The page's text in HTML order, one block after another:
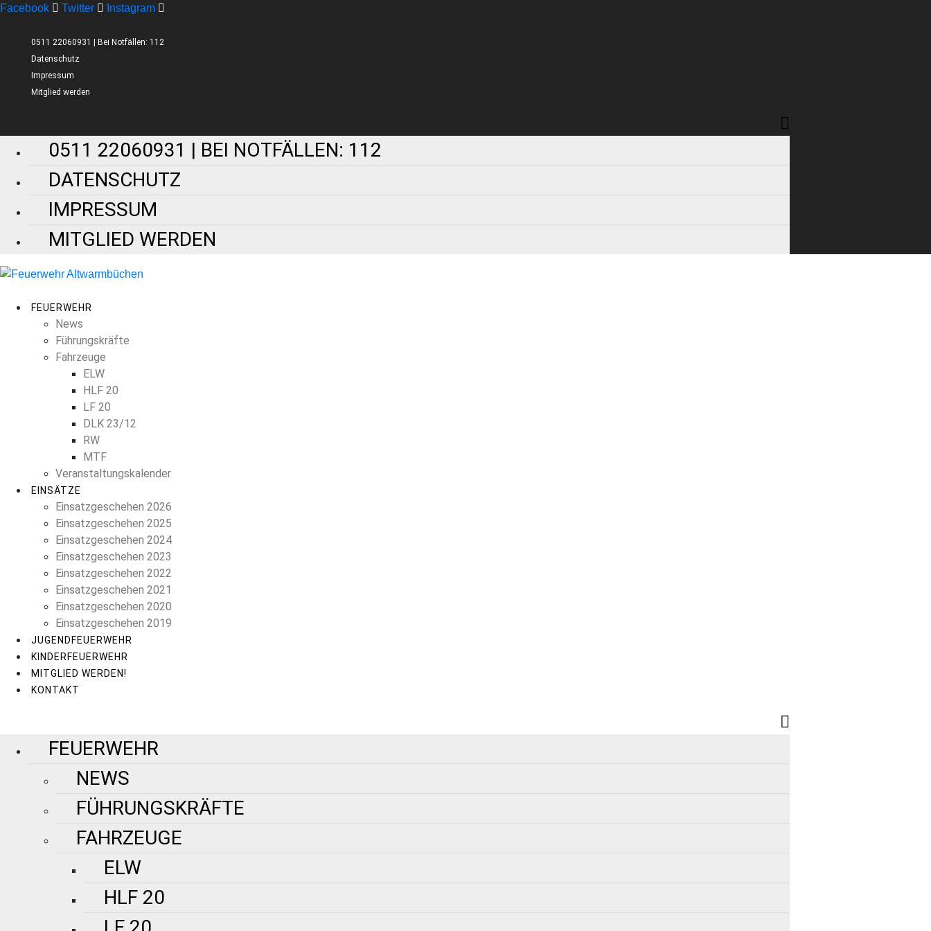
Facebook Twitter Instagram
0511 22060931 | Bei Notfällen: 112
Datenschutz
Impressum
Mitglied werden
0511 22060931 | BEI NOTFÄLLEN: 112
DATENSCHUTZ
IMPRESSUM
MITGLIED WERDEN
FEUERWEHR
News
Führungskräfte
Fahrzeuge
ELW
HLF 20
LF 20
DLK 23/12
RW
MTF
Veranstaltungskalender
EINSÄTZE
Einsatzgeschehen 2026
Einsatzgeschehen 2025
Einsatzgeschehen 2024
Einsatzgeschehen 2023
Einsatzgeschehen 2022
Einsatzgeschehen 2021
Einsatzgeschehen 2020
Einsatzgeschehen 2019
JUGENDFEUERWEHR
KINDERFEUERWEHR
MITGLIED WERDEN!
KONTAKT
FEUERWEHR
NEWS
FÜHRUNGSKRÄFTE
FAHRZEUGE
ELW
HLF 20